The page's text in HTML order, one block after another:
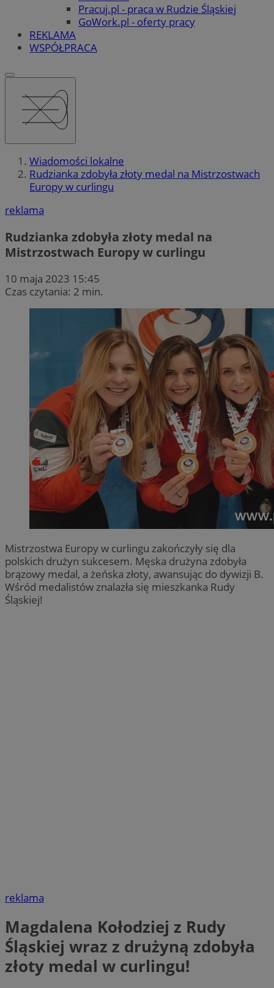
Pracuj.pl - praca w Rudzie Śląskiej
GoWork.pl - oferty pracy
REKLAMA
WSPÓŁPRACA
Wiadomości lokalne
Rudzianka zdobyła złoty medal na Mistrzostwach
Europy w curlingu
reklama
Rudzianka zdobyła złoty medal na
Mistrzostwach Europy w curlingu
10 maja 2023 15:45
Czas czytania: 2 min.
Mistrzostwa Europy w curlingu zakończyły się dla
polskich drużyn sukcesem. Męska drużyna zdobyła
brązowy medal, a żeńska złoty, awansując do dywizji B.
Wśród medalistów znalazła się mieszkanka Rudy
Śląskiej!
reklama
Magdalena Kołodziej z Rudy
Śląskiej wraz z drużyną zdobyła
złoty medal w curlingu!